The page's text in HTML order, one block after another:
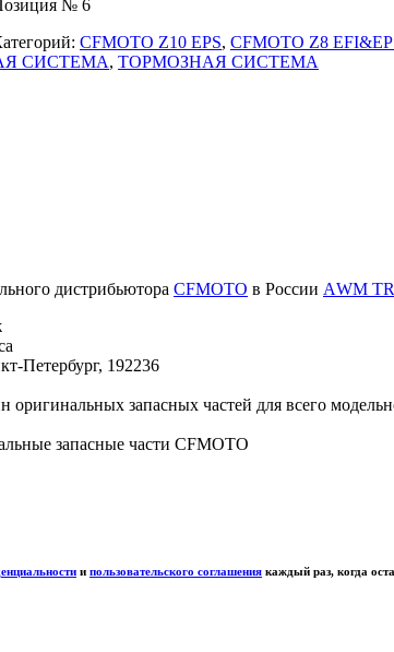
№ 6
CFMOTO Z10 EPS, CFMOTO Z8
СИСТЕМА, ТОРМОЗНАЯ СИСТЕМА
дистрибьютора CFMOTO в России АWМ
Петербург, 192236
запасных частей для всего
запасные части CFMOTO
и пользовательского соглашения каждый раз, когда